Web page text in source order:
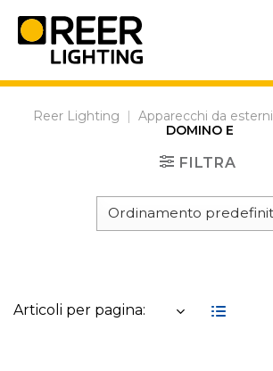
content
Reer Lighting | Apparecchi da esterni
DOMINO E
FILTRA
Articoli per pagina: